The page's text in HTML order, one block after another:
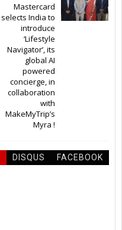
Mastercard
selects India to
introduce
‘Lifestyle
Navigator’, its
global AI
powered
concierge, in
collaboration
with
MakeMyTrip’s
Myra !
DISQUS FACEBOOK